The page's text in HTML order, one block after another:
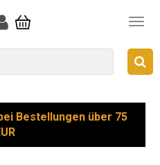
Bestellungen über 75